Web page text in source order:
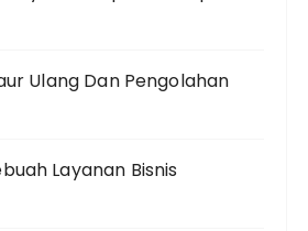
Ulang Dan Pengolahan
Layanan Bisnis